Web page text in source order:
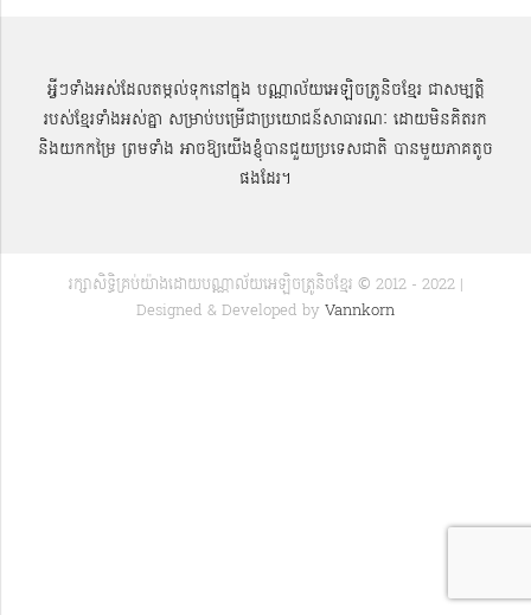
អ្វីៗទាំងអស់ដែលតម្កល់ទុកនៅក្នុង បណ្ណាល័យអេឡិចត្រូនិចខ្មែរ ជាសម្បតិ្ត
របស់ខ្មែរទាំងអស់គ្នា សម្រាប់បម្រើជាប្រយោជន៍សាធារណៈ ដោយមិនគិតរក
និងយកកម្រៃ ព្រមទាំង អាចឱ្យយើងខ្ញុំបានជួយប្រទេសជាតិ បានមួយភាគតូច
ផងដែរ។
រក្សាសិទ្ធិគ្រប់យ៉ាងដោយបណ្ណាល័យអេឡិចត្រូនិចខ្មែរ © 2012 - 2022 |
Designed & Developed by Vannkorn